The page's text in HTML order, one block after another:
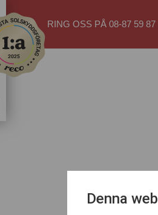
RING OSS PÅ 08-87 59 87
Denna